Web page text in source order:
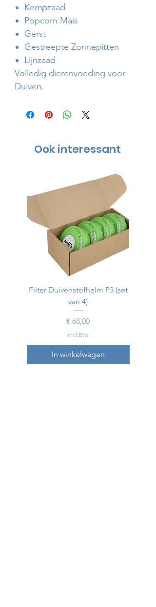
Kempzaad
Popcorn Mais
Gerst
Gestreepte Zonnepitten
Lijnzaad
Volledig dierenvoeding voor
Duiven.
Ook interessant
Filter Duivenstofhelm P3 (set
van 4)
Prijs
€ 68,00
incl.Btw
In winkelwagen